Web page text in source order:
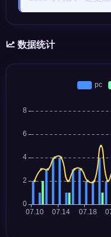
数据统计